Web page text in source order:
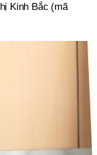
Kinh Bắc (mã